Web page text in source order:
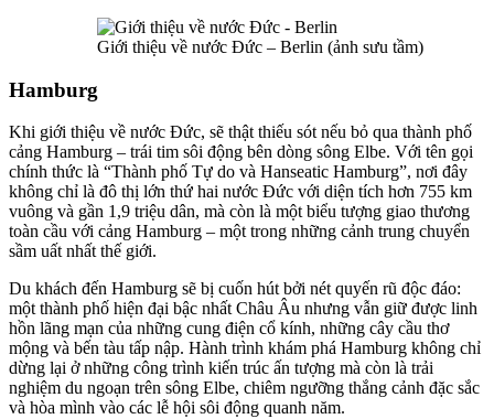
Giới thiệu về nước Đức – Berlin (ảnh sưu tầm)
Hamburg
Khi giới thiệu về nước Đức, sẽ thật thiếu sót nếu bỏ qua thành phố
cảng Hamburg – trái tim sôi động bên dòng sông Elbe. Với tên gọi
chính thức là “Thành phố Tự do và Hanseatic Hamburg”, nơi đây
không chỉ là đô thị lớn thứ hai nước Đức với diện tích hơn 755 km
vuông và gần 1,9 triệu dân, mà còn là một biểu tượng giao thương
toàn cầu với cảng Hamburg – một trong những cảnh trung chuyển
sầm uất nhất thế giới.
Du khách đến Hamburg sẽ bị cuốn hút bởi nét quyến rũ độc đáo:
một thành phố hiện đại bậc nhất Châu Âu nhưng vẫn giữ được linh
hồn lãng mạn của những cung điện cổ kính, những cây cầu thơ
mộng và bến tàu tấp nập. Hành trình khám phá Hamburg không chỉ
dừng lại ở những công trình kiến trúc ấn tượng mà còn là trải
nghiệm du ngoạn trên sông Elbe, chiêm ngưỡng thắng cảnh đặc sắc
và hòa mình vào các lễ hội sôi động quanh năm.